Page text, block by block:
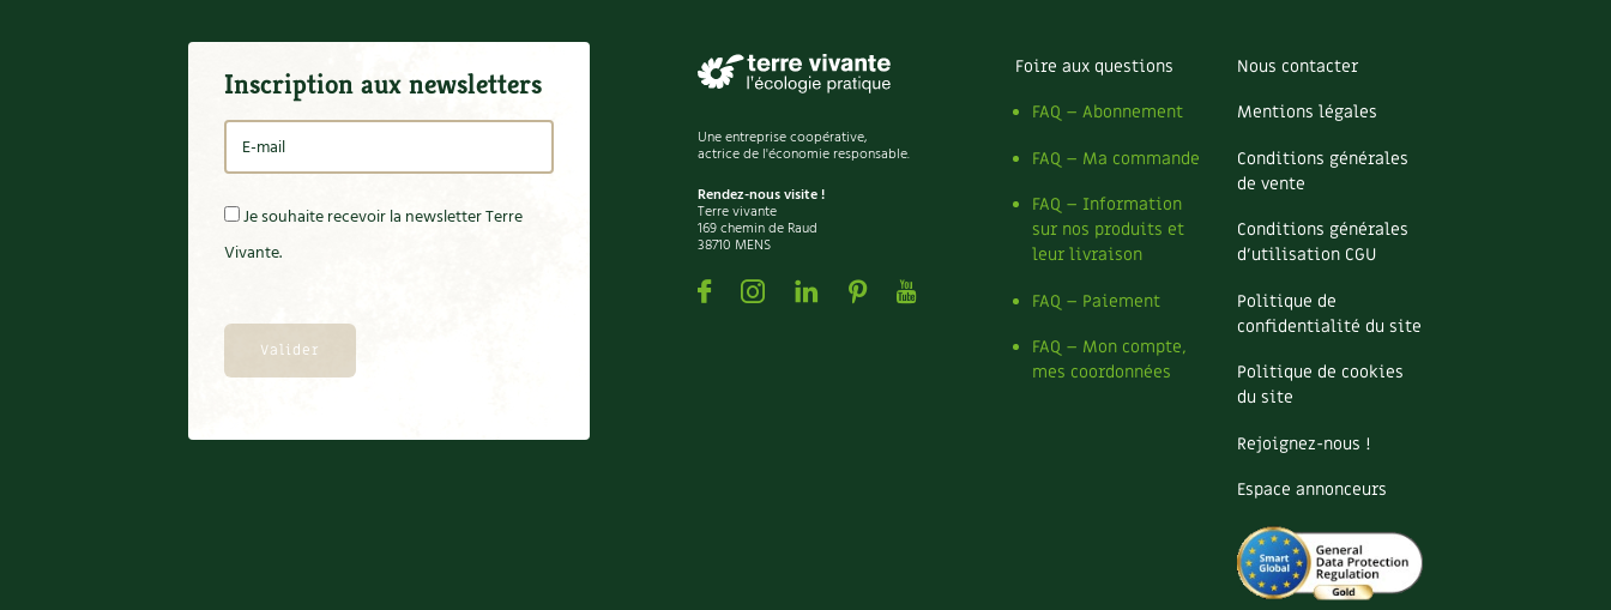
Inscription aux newsletters
Je souhaite recevoir la newsletter Terre
Vivante.
Une entreprise coopérative,
actrice de l'économie responsable.
Rendez-nous visite !
Terre vivante
169 chemin de Raud
38710 MENS
FacebookInstagramLinkedin
PinterestYoutube
Foire aux questions
FAQ – Abonnement
FAQ – Ma commande
FAQ – Information
sur nos produits et
leur livraison
FAQ – Paiement
FAQ – Mon compte,
mes coordonnées
Nous contacter
Mentions légales
Conditions générales
de vente
Conditions générales
d’utilisation CGU
Politique de
confidentialité du site
Politique de cookies
du site
Rejoignez-nous !
Espace annonceurs